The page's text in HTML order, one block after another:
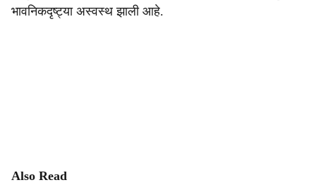
भावनिकदृष्ट्या अस्वस्थ झाली आहे.
Also Read